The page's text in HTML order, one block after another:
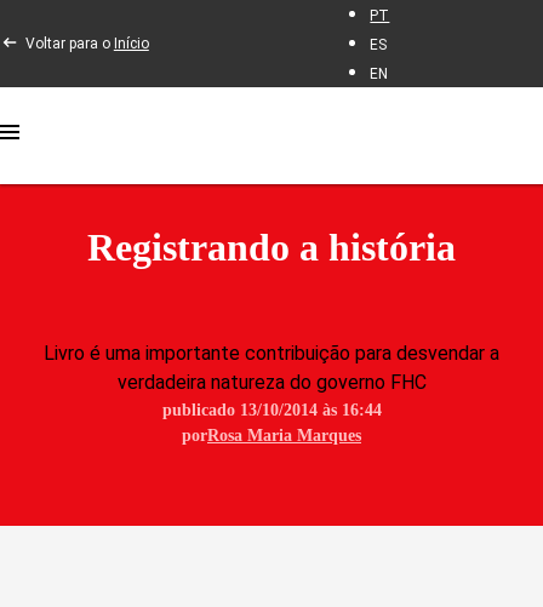
Voltar para o Início
PT
ES
EN
Registrando a história
Livro é uma importante contribuição para desvendar a
verdadeira natureza do governo FHC
publicado 13/10/2014 às 16:44
porRosa Maria Marques